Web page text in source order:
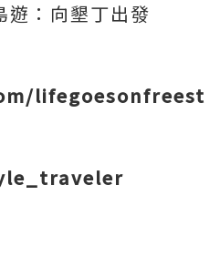
遊：向墾丁出發
lifegoesonfreest